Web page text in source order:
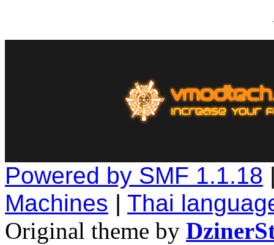
Powered by SMF 1.1.18
Machines | Thai
Original theme by